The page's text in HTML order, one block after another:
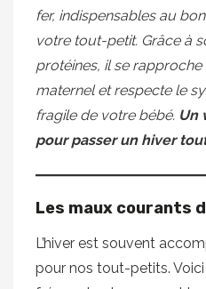
fer, indispensables au
votre tout-petit. Grâce à
protéines, il se
maternel et respecte le
fragile de votre bébé. Un
pour passer un hiver
Les maux courants
L’hiver est souvent
pour nos tout-petits.